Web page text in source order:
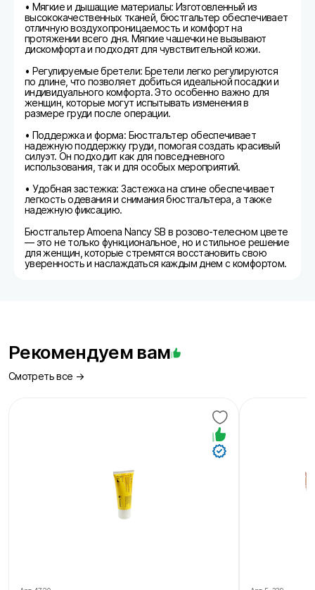
• Мягкие и дышащие материалы: Изготовленный из
высококачественных тканей, бюстгальтер обеспечивает
отличную воздухопроницаемость и комфорт на
протяжении всего дня. Мягкие чашечки не вызывают
дискомфорта и подходят для чувствительной кожи.
• Регулируемые бретели: Бретели легко регулируются
по длине, что позволяет добиться идеальной посадки и
индивидуального комфорта. Это особенно важно для
женщин, которые могут испытывать изменения в
размере груди после операции.
• Поддержка и форма: Бюстгальтер обеспечивает
надежную поддержку груди, помогая создать красивый
силуэт. Он подходит как для повседневного
использования, так и для особых мероприятий.
• Удобная застежка: Застежка на спине обеспечивает
легкость одевания и снимания бюстгальтера, а также
надежную фиксацию.
Бюстгальтер Amoena Nancy SB в розово-телесном цвете
— это не только функциональное, но и стильное решение
для женщин, которые стремятся восстановить свою
уверенность и наслаждаться каждым днем с комфортом.
Рекомендуем вам
Смотреть все →